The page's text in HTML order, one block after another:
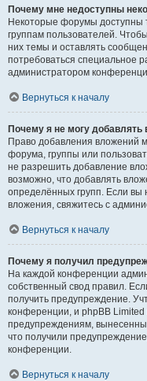
Почему мне недоступны
Некоторые форумы доступны
группам пользователей.
них темы и оставлять
потребоваться специальное
администратором
Вернуться к началу
Почему я не могу добавлять
Право добавления вложений
форума, группы или
не разрешить добавление
возможно, что добавлять
определённых групп. Если вы
вложения, свяжитесь с
Вернуться к началу
Почему я получил
На каждой конференции
собственный свод правил.
получить предупреждение.
конференции, и phpBB Limited
предупреждениям,
что получили
конференции.
Вернуться к началу